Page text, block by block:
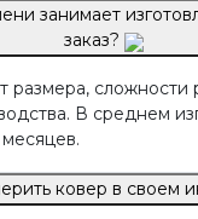
занимает
заказ?
размера, сложности
В среднем
ковер в своем